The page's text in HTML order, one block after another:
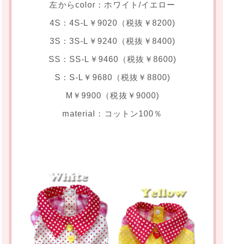
左からcolor：ホワイト/イエロー
4S：4S-L￥9020（税抜￥8200)
3S：3S-L￥9240（税抜￥8400)
SS：SS-L￥9460（税抜￥8600)
S：S-L￥9680（税抜￥8800)
M￥9900（税抜￥9000)
material：コットン100％